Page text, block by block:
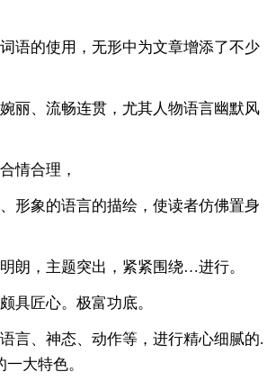
语的使用，无形中为文章增添了不少
丽、流畅连贯，尤其人物语言幽默风
情合理，
形象的语言的描绘，使读者仿佛置身
朗，主题突出，紧紧围绕…进行。
具匠心。极富功底。
言、神态、动作等，进行精心细腻的.
大特色。